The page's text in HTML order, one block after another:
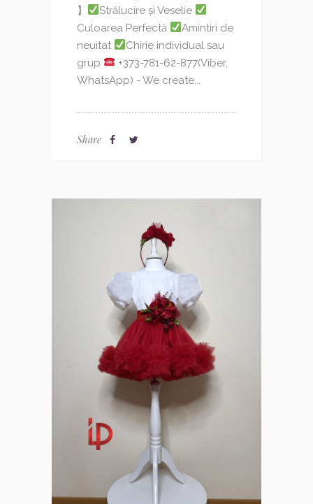
】
Strălucire și Veselie
Culoarea Perfectă
Amintiri de
neuitat
Chirie individual sau
grup
+373-781-62-877(Viber,
WhatsApp) - We create...
Share